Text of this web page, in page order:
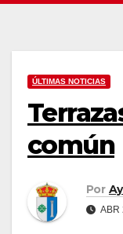
ÚLTIMAS NOTICIAS
común
Por
ABR